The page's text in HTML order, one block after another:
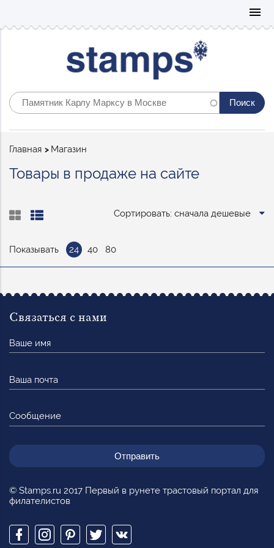
menu
Строка
Главная Магазин
Товары в продаже на сайте
Сортировать: сначала дешевые
Показывать 24 40 80
© Stamps.ru 2017 Первый в рунете трастовый портал для
филателистов
Связаться с нами
имя
почта
Сообщение